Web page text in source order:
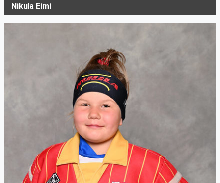
Nikula Eimi